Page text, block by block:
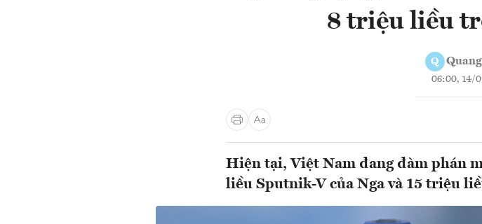
8 triệu liều
Q
06:00, 14/
Hiện tại, Việt Nam đang đàm phán
liều Sputnik-V của Nga và 15 triệu